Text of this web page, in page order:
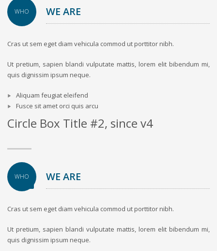
WHO WE ARE
Cras ut sem eget diam vehicula commod ut porttitor nibh.
Ut pretium, sapien blandi vulputate mattis, lorem elit bibendum mi,
quis dignissim ipsum neque.
Aliquam feugiat eleifend
Fusce sit amet orci quis arcu
Circle Box Title #2, since v4
WHO WE ARE
Cras ut sem eget diam vehicula commod ut porttitor nibh.
Ut pretium, sapien blandi vulputate mattis, lorem elit bibendum mi,
quis dignissim ipsum neque.